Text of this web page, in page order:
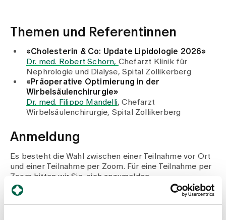
Themen und Referentinnen
«Cholesterin & Co: Update Lipidologie 2026»
Dr. med. Robert Schorn, Chefarzt Klinik für
Nephrologie und Dialyse, Spital Zollikerberg
«Präoperative Optimierung in der
Wirbelsäulenchirurgie»
Dr. med. Filippo Mandelli, Chefarzt
Wirbelsäulenchirurgie, Spital Zollikerberg
Anmeldung
Es besteht die Wahl zwischen einer Teilnahme vor Ort
und einer Teilnahme per Zoom. Für eine Teilnahme per
Zoom bitten wir Sie, sich anzumelden.
Jetzt anmelden